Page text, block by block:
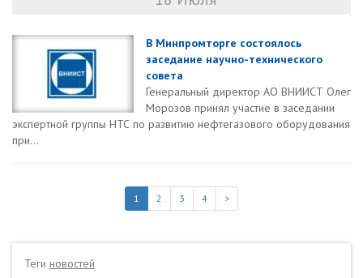
В Минпромторге состоялось
заседание научно-технического
совета
Генеральный директор АО ВНИИСТ Олег
Морозов принял участие в заседании
экспертной группы НТС по развитию нефтегазового оборудования
при...
1 2 3 4 >
Теги новостей